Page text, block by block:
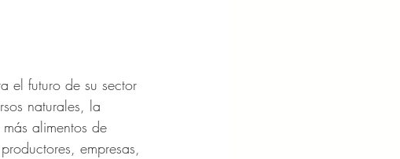
el futuro de su sector
naturales, la
alimentos de
empresas,